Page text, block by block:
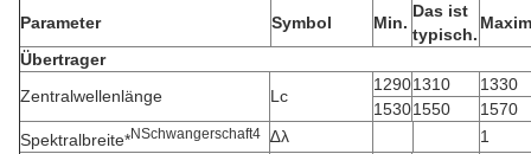
Parameter Symbol Min.
Das ist
typisch.
Übertrager
Zentralwellenlänge
Lc
12901310
1330
15301550
1570
Spektralbreite*NSchwangerschaft4 ∆λ
1